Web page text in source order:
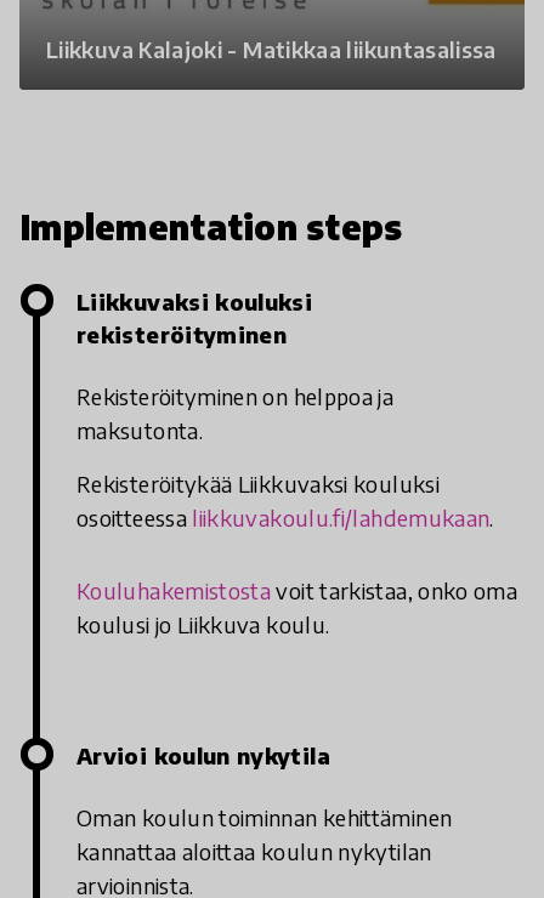
Liikkuva Kalajoki - Matikkaa liikuntasalissa
Implementation steps
Liikkuvaksi kouluksi
rekisteröityminen
Rekisteröityminen on helppoa ja
maksutonta.
Rekisteröitykää Liikkuvaksi kouluksi
osoitteessa liikkuvakoulu.fi/lahdemukaan.
Kouluhakemistostavoit tarkistaa, onko oma
koulusi jo Liikkuva koulu.
Arvioi koulun nykytila
Oman koulun toiminnan kehittäminen
kannattaa aloittaa koulun nykytilan
arvioinnista.